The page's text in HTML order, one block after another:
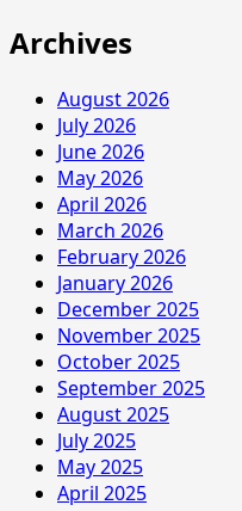
Archives
August 2026
July 2026
June 2026
May 2026
April 2026
March 2026
February 2026
January 2026
December 2025
November 2025
October 2025
September 2025
August 2025
July 2025
May 2025
April 2025